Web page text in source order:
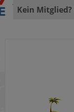
Kein Mitglied?